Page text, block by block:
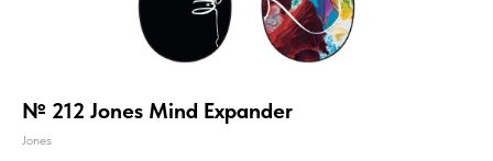
№ 212 Jones Mind Expander
Jones